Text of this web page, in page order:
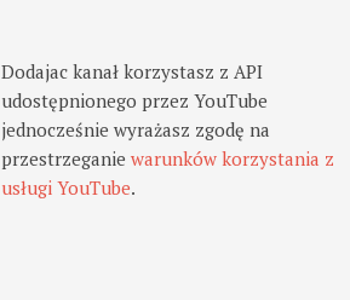
Dodajac kanał korzystasz z API
udostępnionego przez YouTube
jednocześnie wyrażasz zgodę na
przestrzeganiewarunków korzystania z
usługi YouTube.